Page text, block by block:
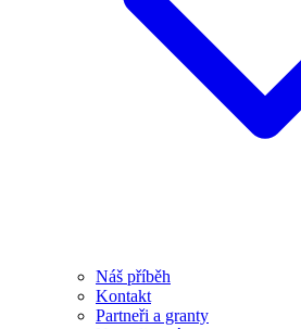
Náš příběh
Kontakt
Partneři a granty